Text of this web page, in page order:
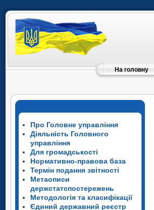
На головну
Про Головне управління
Діяльність Головного
управління
Для громадськості
Нормативно-правова база
Термін подання звітності
Метаописи
держстатспостережень
Методологія та класифікації
Єдиний державний реєстр